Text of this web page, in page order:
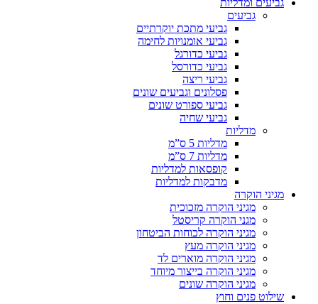
גביעים
גביעי מתכת יוקרתיים
גביעי אומנויות לחימה
גביעי כדורגל
גביעי כדורסל
גביעי ריצה
פסלונים וגביעים שונים
גביעי ספורט שונים
גביעי שחיה
מדליות
מדליות 5 ס”מ
מדליות 7 ס”מ
קופסאות למדליות
מדבקות למדליות
מגיני הוקרה
מגיני הוקרה מזכוכית
מגני הוקרה קריסטל
מגיני הוקרה לכוחות הביטחון
מגיני הוקרה מעץ
מגיני הוקרה מוארים לד
מגיני הוקרה בייצור מיוחד
מגיני הוקרה שונים
שילוט פנים וחוץ